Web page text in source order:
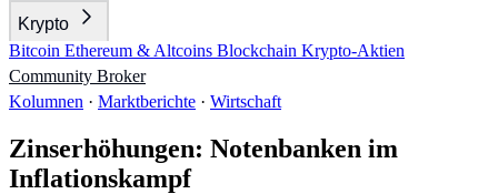
Krypto
Bitcoin Ethereum & Altcoins Blockchain Krypto-Aktien
Community Broker
Kolumnen · Marktberichte · Wirtschaft
Zinserhöhungen: Notenbanken im
Inflationskampf